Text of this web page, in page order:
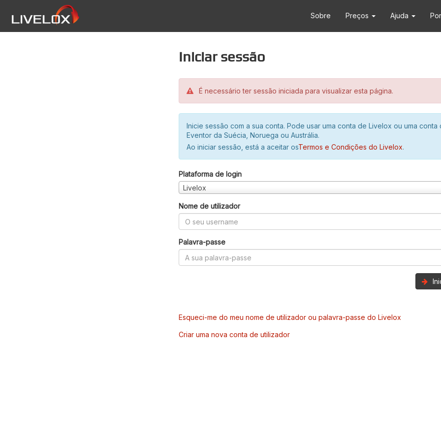
Sobre Preços Ajuda
Iniciar sessão
É necessário ter sessão iniciada para visualizar esta página.
Inicie sessão com a sua conta. Pode usar uma conta de Livelox ou uma conta
Eventor da Suécia, Noruega ou Austrália.
Ao iniciar sessão, está a aceitar osTermos e Condições do Livelox.
Plataforma de login
Livelox
Nome de utilizador
Palavra-passe
Esqueci-me do meu nome de utilizador ou palavra-passe do Livelox
Criar uma nova conta de utilizador